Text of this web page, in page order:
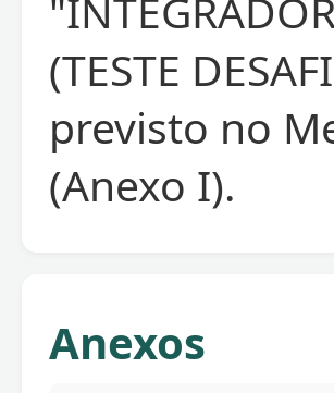
(TESTE
previsto no
(Anexo I).
Anexos